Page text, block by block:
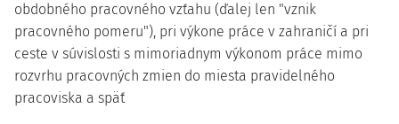
obdobného pracovného vzťahu (ďalej len "vznik
pracovného pomeru"), pri výkone práce v zahraničí a pri
ceste v súvislosti s mimoriadnym výkonom práce mimo
rozvrhu pracovných zmien do miesta pravidelného
pracoviska a späť